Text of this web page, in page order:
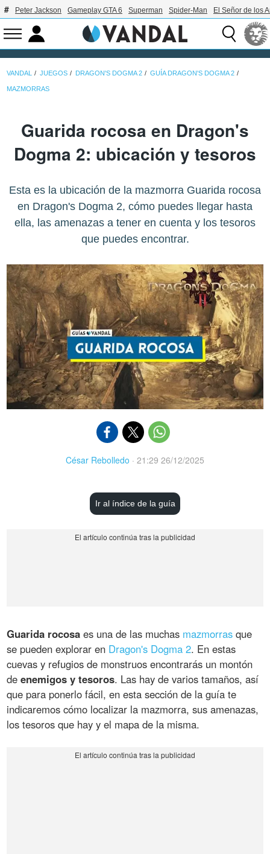
Peter Jackson Gameplay GTA 6 Superman Spider-Man El Señor de los
VANDAL JUEGOS DRAGON'S DOGMA 2 GUÍA DRAGON'S DOGMA 2
MAZMORRAS
Guarida rocosa en Dragon's
Dogma 2: ubicación y tesoros
Esta es la ubicación de la mazmorra Guarida rocosa
en Dragon's Dogma 2, cómo puedes llegar hasta
ella, las amenazas a tener en cuenta y los tesoros
que puedes encontrar.
César Rebolledo · 21:29 26/12/2025
Ir al índice de la guía
Guarida rocosa es una de las muchas mazmorras que
se pueden explorar en Dragon's Dogma 2. En estas
cuevas y refugios de monstruos encontrarás un montón
deenemigos y tesoros. Las hay de varios tamaños, así
que para ponerlo fácil, en esta sección de la guía te
indicaremos cómo localizar la mazmorra, sus amenazas,
los tesoros que hay y el mapa de la misma.